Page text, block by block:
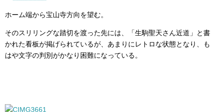
ホーム端から宝山寺方向を望む。
そのスリリングな踏切を渡った先には、「生駒聖天さん近道」と書
かれた看板が掲げられているが、あまりにレトロな状態となり、も
はや文字の判別がかなり困難になっている。